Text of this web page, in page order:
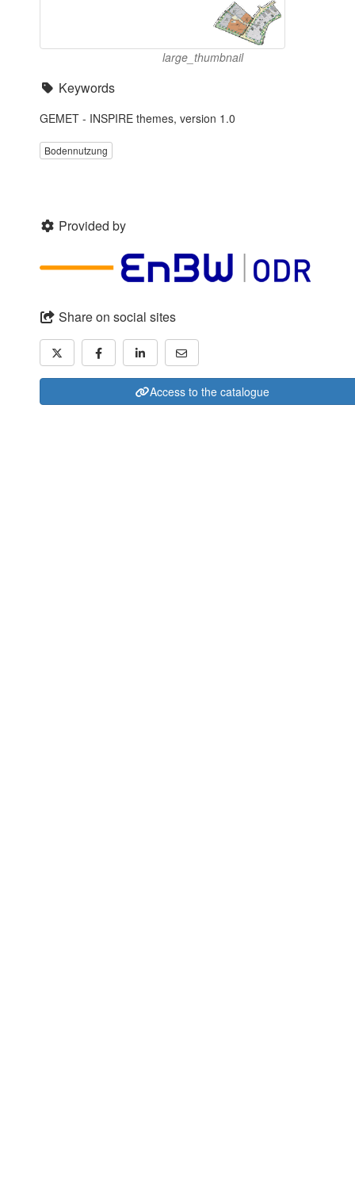
large_thumbnail
Keywords
GEMET - INSPIRE themes, version 1.0
Bodennutzung
Provided by
Share on social sites
Access to the catalogue